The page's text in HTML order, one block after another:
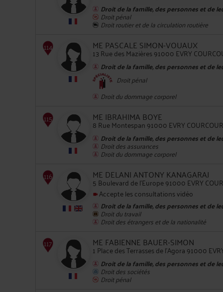
113
Droit de la famille, des personnes et de
Droit pénal
Droit routier et de la circulation routière
ME PASCALE SIMON-VOUAUX
13 Rue des Mazières 91000 EVRY
Droit de la famille, des personnes et de
Droit pénal
Droit du dommage corporel
ME IBRAHIMA BOYE
8 Rue Montespan 91000 EVRY
Droit de la famille, des personnes et de
Droit des assurances
Droit du dommage corporel
ME DELANI ANTONY KANAGARAJ
5 Boulevard de l'Europe 91000 EVRY
Accepte les consultations vidéo
Droit de la famille, des personnes et de
Droit du travail
Droit des étrangers et de la nationalité
ME FABIENNE BAUER-SIMON
1 Place des Terrasses de l'Agora 91000
Droit de la famille, des personnes et de
Droit des sociétés
Droit pénal